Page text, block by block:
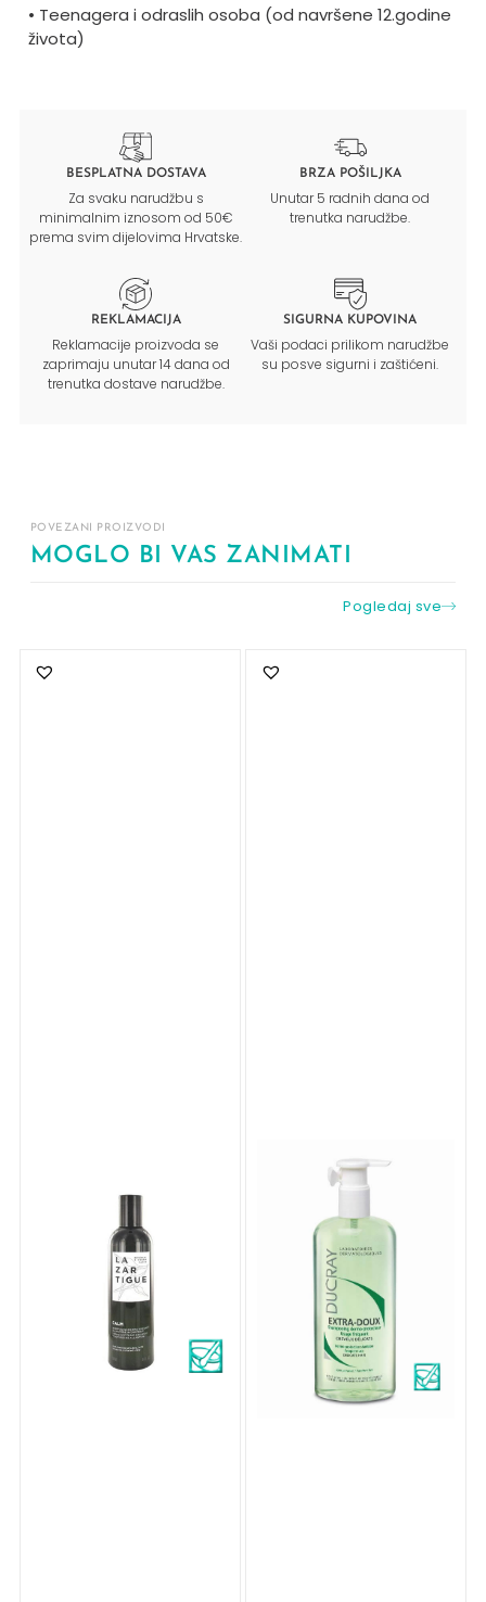
• Teenagera i odraslih osoba (od navršene 12.godine
života)
BESPLATNA DOSTAVA
Za svaku narudžbu s
minimalnim iznosom od 50€
prema svim dijelovima Hrvatske.
BRZA POŠILJKA
Unutar 5 radnih dana od
trenutka narudžbe.
REKLAMACIJA
Reklamacije proizvoda se
zaprimaju unutar 14 dana od
trenutka dostave narudžbe.
SIGURNA KUPOVINA
Vaši podaci prilikom narudžbe
su posve sigurni i zaštićeni.
POVEZANI PROIZVODI
MOGLO BI VAS ZANIMATI
Pogledaj sve